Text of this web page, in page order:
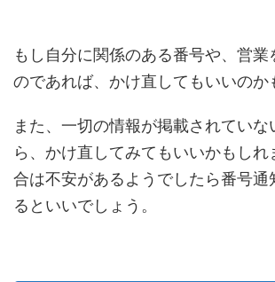
もし自分に関係のある番号や、営業
のであれば、かけ直してもいいのか
また、一切の情報が掲載されていな
ら、かけ直してみてもいいかもし
合は不安があるようでしたら番号通
るといいでしょう。